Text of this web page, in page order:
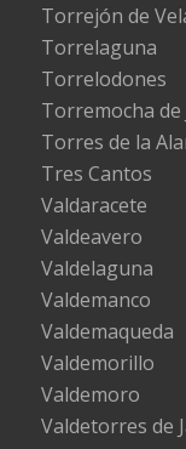
Torrejón de
Torrelaguna
Torrelodones
Torremocha de
Torres de la
Tres Cantos
Valdaracete
Valdeavero
Valdelaguna
Valdemanco
Valdemaqueda
Valdemorillo
Valdemoro
Valdetorres de